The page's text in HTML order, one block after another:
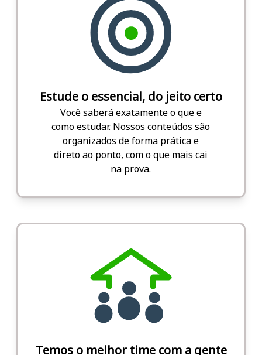
Estude o essencial, do jeito certo
Você saberá exatamente o que e
como estudar. Nossos conteúdos são
organizados de forma prática e
direto ao ponto, com o que mais cai
na prova.
Temos o melhor time com a gente